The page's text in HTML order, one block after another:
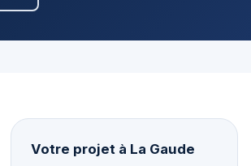
Votre projet à La Gaude